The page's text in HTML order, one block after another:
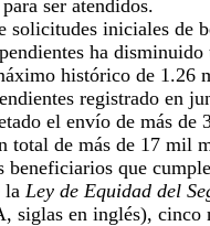
ser atendidos.
solicitudes iniciales de
ha
histórico de 1.26
registrado en
el envío de más de
total de más de 17 mil
beneficiarios que
la Ley de Equidad del
siglas en inglés), cinco